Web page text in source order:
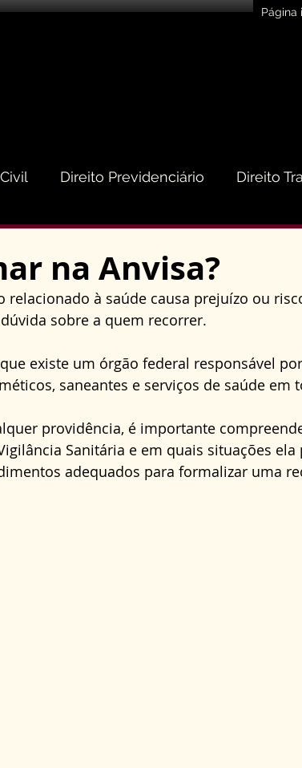
Página
Direito Previdenciário Direito
e Societário Direito de Trânsito
Direito da Saúde condo
na Anvisa?
à saúde causa prejuízo ou
sobre a quem recorrer.
existe um órgão federal responsável
saneantes e serviços de saúde em
providência, é importante
Sanitária e em quais situações ela
adequados para formalizar uma